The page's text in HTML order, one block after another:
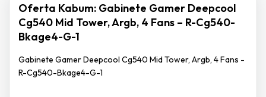
Oferta Kabum: Gabinete Gamer Deepcool
Cg540 Mid Tower, Argb, 4 Fans – R-Cg540-
Bkage4-G-1
Gabinete Gamer Deepcool Cg540 Mid Tower, Argb, 4 Fans -
R-Cg540-Bkage4-G-1